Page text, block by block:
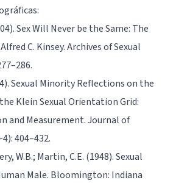
Sex Will Never be the Same: The
C. Kinsey. Archives of Sexual
Sexual Minority Reflections on the
Klein Sexual Orientation Grid:
and Measurement. Journal of
404–432.
W.B.; Martin, C.E. (1948). Sexual
Male. Bloomington: Indiana